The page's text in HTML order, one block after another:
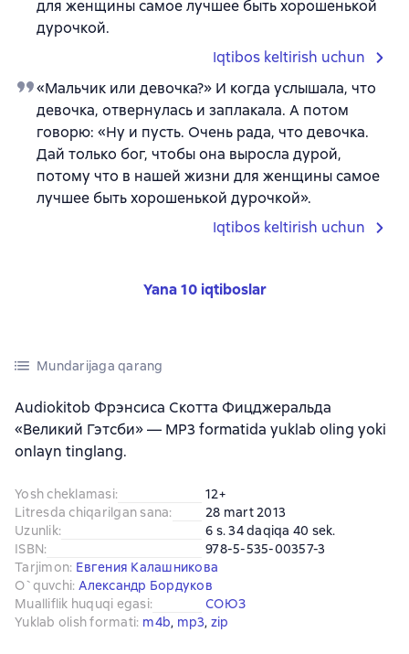
для женщины самое лучшее быть хорошенькой
дурочкой.
Iqtibos keltirish uchun
«Мальчик или девочка?» И когда услышала, что
девочка, отвернулась и заплакала. А потом
говорю: «Ну и пусть. Очень рада, что девочка.
Дай только бог, чтобы она выросла дурой,
потому что в нашей жизни для женщины самое
лучшее быть хорошенькой дурочкой».
Iqtibos keltirish uchun
Yana 10 iqtiboslar
Mundarijaga qarang
Audiokitob Фрэнсиса Скотта Фицджеральда
«Великий Гэтсби» — MP3 formatida yuklab oling yoki
onlayn tinglang.
Yosh cheklamasi:
12+
Litresda chiqarilgan sana:
28 mart 2013
Uzunlik:
6 s. 34 daqiqa 40 sek.
ISBN:
978-5-535-00357-3
Tarjimon: Евгения Калашникова
O`quvchi: Александр Бордуков
Mualliflik huquqi egasi:
СОЮЗ
Yuklab olish formati: m4b, mp3, zip